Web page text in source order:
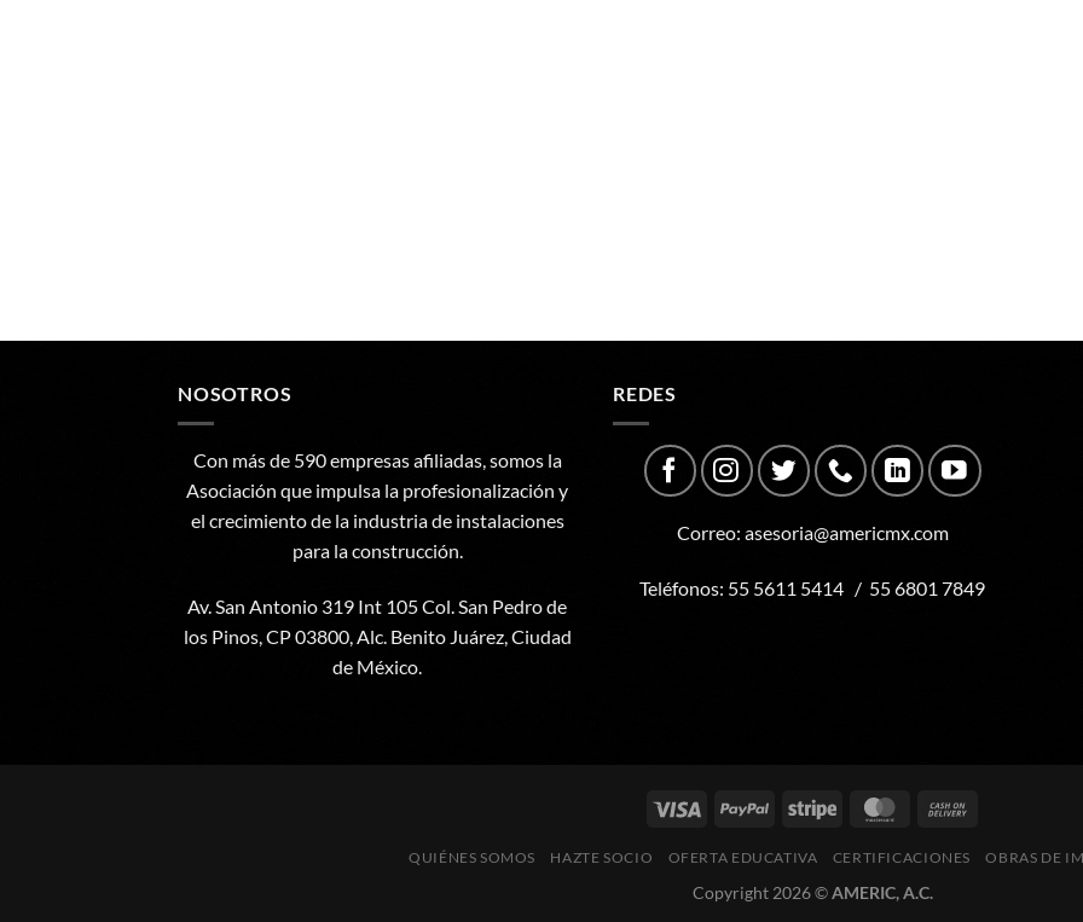
NOSOTROS
Con más de 590 empresas afiliadas, somos la
Asociación que impulsa la profesionalización y
el crecimiento de la industria de instalaciones
para la construcción.
Av. San Antonio 319 Int 105 Col. San Pedro de
los Pinos, CP 03800, Alc. Benito Juárez, Ciudad
de México.
REDES
Correo: asesoria@americmx.com
Teléfonos: 55 5611 5414 / 55 6801 7849
QUIÉNES SOMOS HAZTE SOCIO OFERTA EDUCATIVA CERTIFICACIONES OBRAS DE
Copyright 2026 ©AMERIC, A.C.